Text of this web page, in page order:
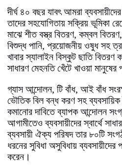
দীর্ঘ ৪০ বছর যাবৎ আমরা
তাদের সহযোগিতায় সক্রিয় ভূমিকা
মাঝে শীত বস্ত্র বিতরণ, কম্বল
বিশুদ্ধ পানি, প্রয়োজনীয় ওষুধ সহ
খাবার স্যালাইন বিস্কুট ছাতি বিতরণ
সাধারণ মেহনতি খেঁটে খাওয়া মানুষের
গ্যাস আন্দোলন, টি বাঁধ, আই বাঁধ
ভৌতিক বিল বন্ধ করণ সহ ব্যবসায়িক
কমানোর দাবিতে ব্যাপক আন্দোলন
আগামীতেও ব্যবসায়ীদের স্বার্থে
ব্যবসায়ী ঐক্য পরিষদ তার ৮০টি
ধরনের সুবিধা অসুবিধায়
করেন।